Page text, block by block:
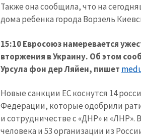
Также она сообщила, что на
дома ребенка города Ворзель
15:10 Евросоюз намеревается
вторжения в Украину. Об этом
Урсула фон дер Ляйен, пишет
Новые санкции ЕС коснутся 14
Федерации, которые одобрили
и сотрудничестве с «ДНР» и «ЛНР».
человека и 53 организации из
Заголовок
Ссылка на медиа
Текст новости